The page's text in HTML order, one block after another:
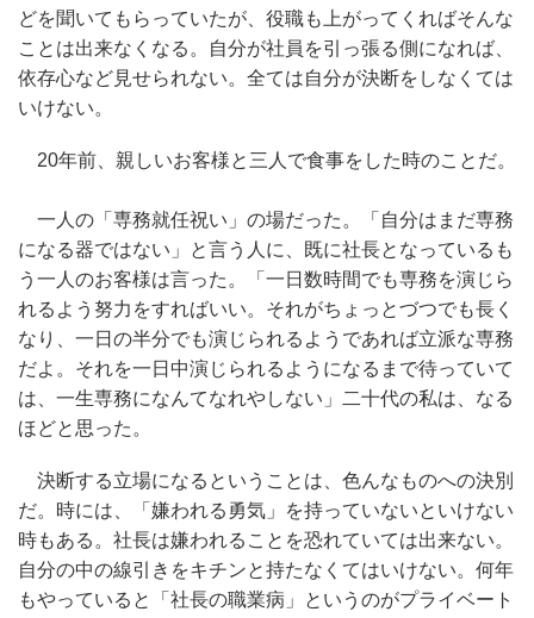
どを聞いてもらっていたが、役職も上がってくればそんな
ことは出来なくなる。自分が社員を引っ張る側になれば、
依存心など見せられない。全ては自分が決断をしなくては
いけない。
20年前、親しいお客様と三人で食事をした時のことだ。
一人の「専務就任祝い」の場だった。「自分はまだ専務
になる器ではない」と言う人に、既に社長となっているも
う一人のお客様は言った。「一日数時間でも専務を演じら
れるよう努力をすればいい。それがちょっとづつでも長く
なり、一日の半分でも演じられるようであれば立派な専務
だよ。それを一日中演じられるようになるまで待っていて
は、一生専務になんてなれやしない」二十代の私は、なる
ほどと思った。
決断する立場になるということは、色んなものへの決別
だ。時には、「嫌われる勇気」を持っていないといけない
時もある。社長は嫌われることを恐れていては出来ない。
自分の中の線引きをキチンと持たなくてはいけない。何年
もやっていると「社長の職業病」というのがプライベート